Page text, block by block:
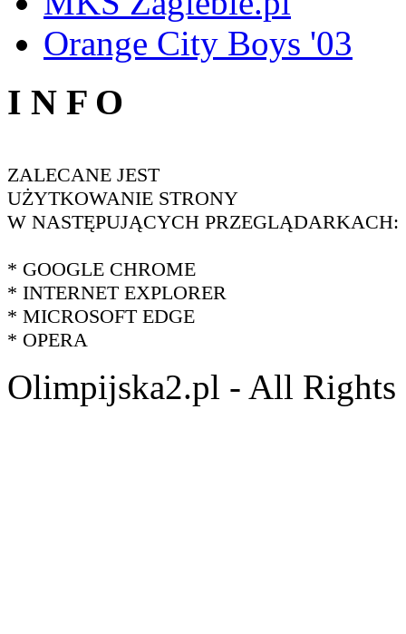
Orange City Boys '03
I N F O
ZALECANE JEST
UŻYTKOWANIE STRONY
W NASTĘPUJĄCYCH PRZEGLĄDARKACH:
* GOOGLE CHROME
* INTERNET EXPLORER
* MICROSOFT EDGE
* OPERA
Olimpijska2.pl - All Rights